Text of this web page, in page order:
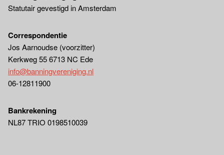
Statutair gevestigd in Amsterdam
Correspondentie
Jos Aarnoudse (voorzitter)
Kerkweg 55 6713 NC Ede
info@banningvereniging.nl
06-12811900
Bankrekening
NL87 TRIO 0198510039